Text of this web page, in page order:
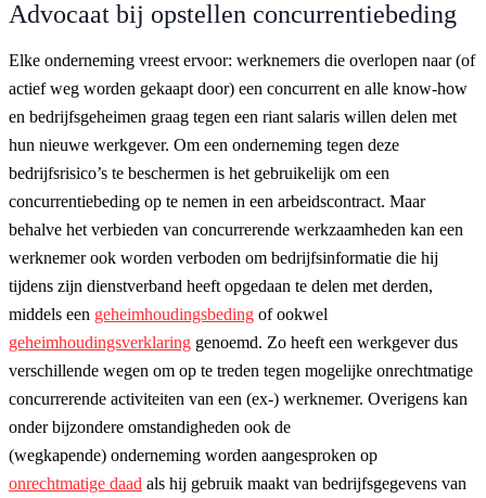
Advocaat bij opstellen concurrentiebeding
Elke onderneming vreest ervoor: werknemers die overlopen naar (of
actief weg worden gekaapt door) een concurrent en alle know-how
en bedrijfsgeheimen graag tegen een riant salaris willen delen met
hun nieuwe werkgever. Om een onderneming tegen deze
bedrijfsrisico’s te beschermen is het gebruikelijk om een
concurrentiebeding op te nemen in een arbeidscontract. Maar
behalve het verbieden van concurrerende werkzaamheden kan een
werknemer ook worden verboden om bedrijfsinformatie die hij
tijdens zijn dienstverband heeft opgedaan te delen met derden,
middels een geheimhoudingsbeding of ookwel
geheimhoudingsverklaring genoemd. Zo heeft een werkgever dus
verschillende wegen om op te treden tegen mogelijke onrechtmatige
concurrerende activiteiten van een (ex-) werknemer. Overigens kan
onder bijzondere omstandigheden ook de
(wegkapende) onderneming worden aangesproken op
onrechtmatige daad als hij gebruik maakt van bedrijfsgegevens van